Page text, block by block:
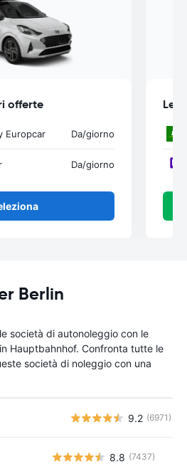
offerte
Europcar Da/giorno
Da/giorno
Le
Berlin
società di autonoleggio con le
Hauptbahnhof. Confronta tutte le
società di noleggio con una
9.2 (6971)
8.8 (7437)